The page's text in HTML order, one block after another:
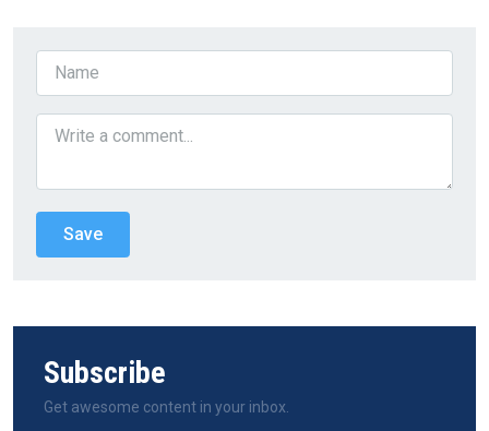
Subscribe
Get awesome content in your inbox.